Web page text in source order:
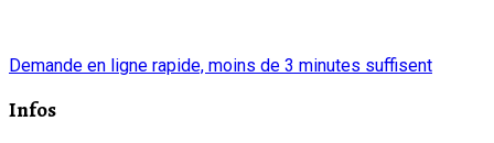
Demande en ligne rapide, moins de 3 minutes suffisent
Infos